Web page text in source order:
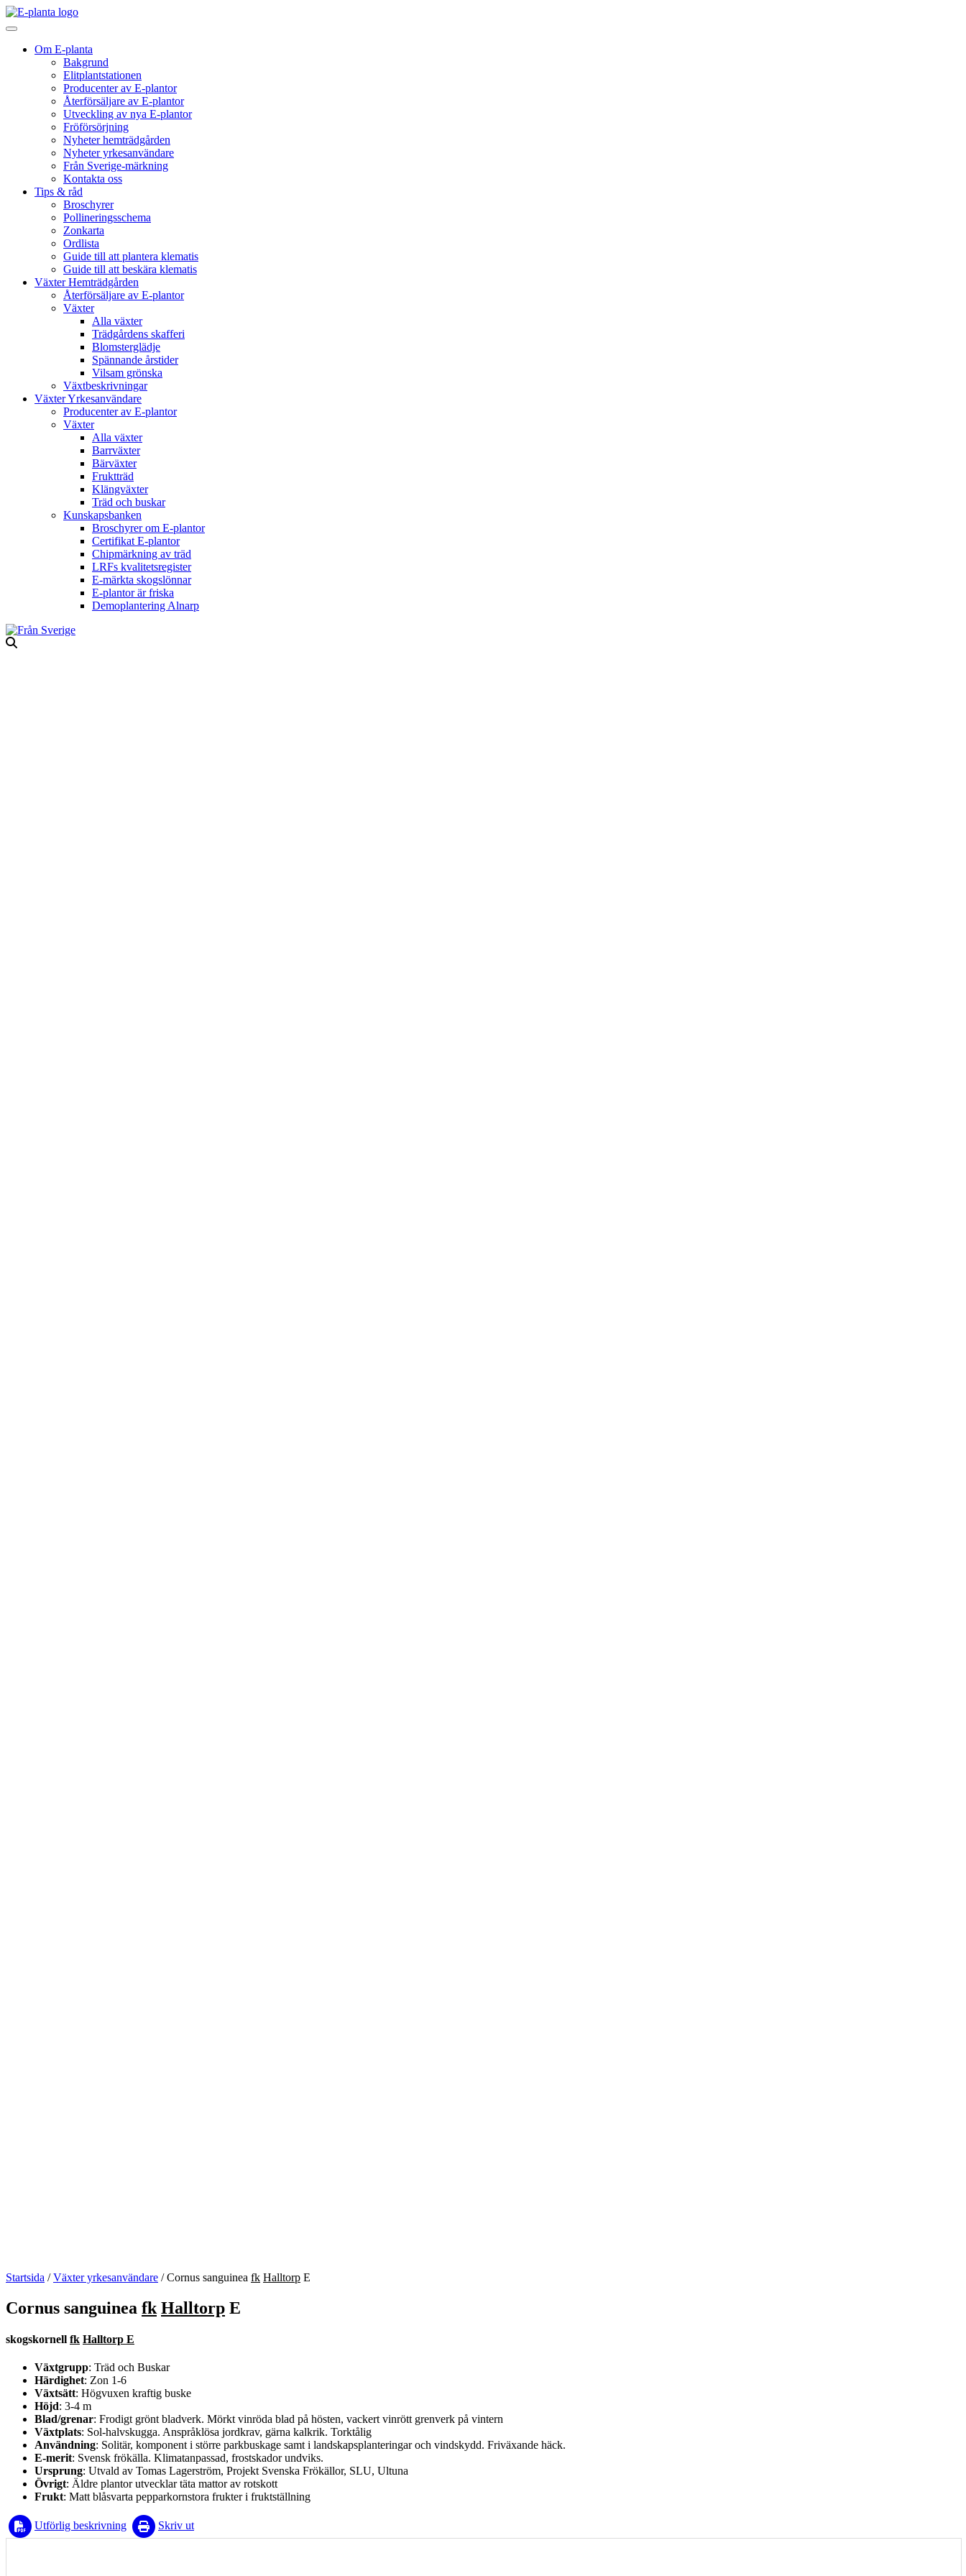
Hoppa till innehåll
Huvudnavigering
Om E-planta
Bakgrund
Elitplantstationen
Producenter av E-plantor
Återförsäljare av E-plantor
Utveckling av nya E-plantor
Fröförsörjning
Nyheter hemträdgården
Nyheter yrkesanvändare
Från Sverige-märkning
Kontakta oss
Tips & råd
Broschyrer
Pollineringsschema
Zonkarta
Ordlista
Guide till att plantera klematis
Guide till att beskära klematis
Växter Hemträdgården
Återförsäljare av E-plantor
Växter
Alla växter
Trädgårdens skafferi
Blomsterglädje
Spännande årstider
Vilsam grönska
Växtbeskrivningar
Växter Yrkesanvändare
Producenter av E-plantor
Växter
Alla växter
Barrväxter
Bärväxter
Fruktträd
Klängväxter
Träd och buskar
Kunskapsbanken
Broschyrer om E-plantor
Certifikat E-plantor
Chipmärkning av träd
LRFs kvalitetsregister
E-märkta skogslönnar
E-plantor är friska
Demoplantering Alnarp
Startsida /Växter yrkesanvändare /Cornus sanguinea fk Halltorp E
Cornus sanguinea fk Halltorp E
skogskornell fk Halltorp E
Växtgrupp: Träd och Buskar
Härdighet: Zon 1-6
Växtsätt: Högvuxen kraftig buske
Höjd: 3-4 m
Blad/grenar: Frodigt grönt bladverk. Mörkt vinröda blad på hösten, vackert vinrött grenverk på vintern
Växtplats: Sol-halvskugga. Anspråklösa jordkrav, gärna kalkrik. Torktålig
Användning: Solitär, komponent i större parkbuskage samt i landskapsplanteringar och vindskydd. Friväxande häck.
E-merit: Svensk frökälla. Klimatanpassad, frostskador undviks.
Ursprung: Utvald av Tomas Lagerström, Projekt Svenska Frökällor, SLU, Ultuna
Övrigt: Äldre plantor utvecklar täta mattor av rotskott
Frukt: Matt blåsvarta pepparkornstora frukter i fruktställning
Utförlig beskrivning Skriv ut